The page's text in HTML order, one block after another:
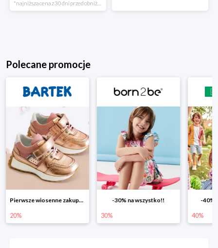
Polecane promocje
Pierwsze wiosenne zakupy -20%
20%
-30% na wszystko!!
30%
-40%
40%